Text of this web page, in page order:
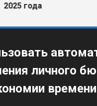
2025 года
личного
времени